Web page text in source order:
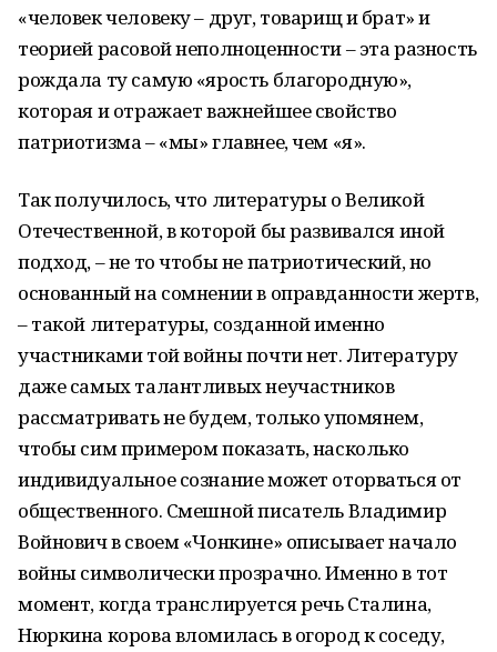
«человек человеку – друг, товарищ и брат» и
теорией расовой неполноценности – эта разность
рождала ту самую «ярость благородную»,
которая и отражает важнейшее свойство
патриотизма – «мы» главнее, чем «я».
Так получилось, что литературы о Великой
Отечественной, в которой бы развивался иной
подход, – не то чтобы не патриотический, но
основанный на сомнении в оправданности жертв,
– такой литературы, созданной именно
участниками той войны почти нет. Литературу
даже самых талантливых неучастников
рассматривать не будем, только упомянем,
чтобы сим примером показать, насколько
индивидуальное сознание может оторваться от
общественного. Смешной писатель Владимир
Войнович в своем «Чонкине» описывает начало
войны символически прозрачно. Именно в тот
момент, когда транслируется речь Сталина,
Нюркина корова вломилась в огород к соседу,